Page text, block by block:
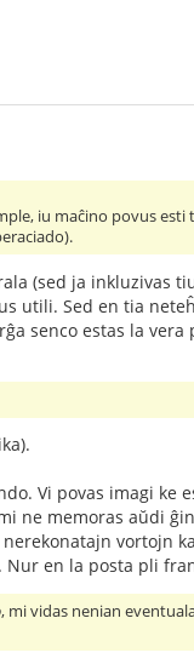
iu maĉino povus esti
(sed ja inkluzivas
utili. Sed en tia
senco estas la vera
Vi povas imagi ke
ne memoras aŭdi
vortojn
en la posta pli
, mi vidas nenian